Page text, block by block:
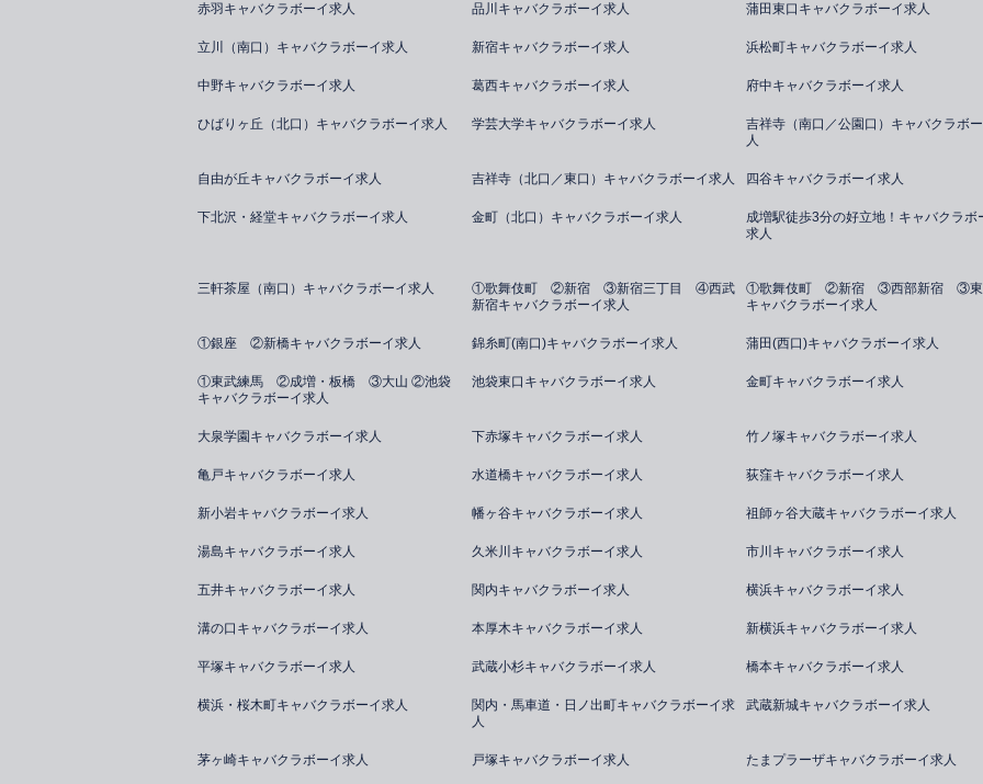
赤羽キャバクラボーイ求人 品川キャバクラボーイ求人 蒲田東口キャバクラボーイ求人
立川（南口）キャバクラボーイ求人 新宿キャバクラボーイ求人 浜松町キャバクラボーイ求人
中野キャバクラボーイ求人 葛西キャバクラボーイ求人 府中キャバクラボーイ求人
ひばりヶ丘（北口）キャバクラボーイ求人 学芸大学キャバクラボーイ求人
吉祥寺（南口／公園口）キャバクラボ
人
自由が丘キャバクラボーイ求人 吉祥寺（北口／東口）キャバクラボーイ求人 四谷キャバクラボーイ求人
下北沢・経堂キャバクラボーイ求人 金町（北口）キャバクラボーイ求人
成増駅徒歩3分の好立地！キャバクラボ
求人
三軒茶屋（南口）キャバクラボーイ求人
①歌舞伎町 ②新宿 ③新宿三丁目 ④西武
新宿キャバクラボーイ求人
①歌舞伎町 ②新宿 ③西部新宿 ③東
キャバクラボーイ求人
①銀座 ②新橋キャバクラボーイ求人 錦糸町(南口)キャバクラボーイ求人 蒲田(西口)キャバクラボーイ求人
①東武練馬 ②成増・板橋 ③大山 ②池袋
キャバクラボーイ求人
池袋東口キャバクラボーイ求人 金町キャバクラボーイ求人
大泉学園キャバクラボーイ求人 下赤塚キャバクラボーイ求人 竹ノ塚キャバクラボーイ求人
亀戸キャバクラボーイ求人 水道橋キャバクラボーイ求人 荻窪キャバクラボーイ求人
新小岩キャバクラボーイ求人 幡ヶ谷キャバクラボーイ求人 祖師ヶ谷大蔵キャバクラボーイ求人
湯島キャバクラボーイ求人 久米川キャバクラボーイ求人 市川キャバクラボーイ求人
五井キャバクラボーイ求人 関内キャバクラボーイ求人 横浜キャバクラボーイ求人
溝の口キャバクラボーイ求人 本厚木キャバクラボーイ求人 新横浜キャバクラボーイ求人
平塚キャバクラボーイ求人 武蔵小杉キャバクラボーイ求人 橋本キャバクラボーイ求人
横浜・桜木町キャバクラボーイ求人
関内・馬車道・日ノ出町キャバクラボーイ求
人
武蔵新城キャバクラボーイ求人
茅ヶ崎キャバクラボーイ求人 戸塚キャバクラボーイ求人 たまプラーザキャバクラボーイ求人